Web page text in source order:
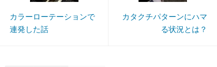
カラーローテーションで
連発した話
カタクチパターンにハマ
る状況とは？